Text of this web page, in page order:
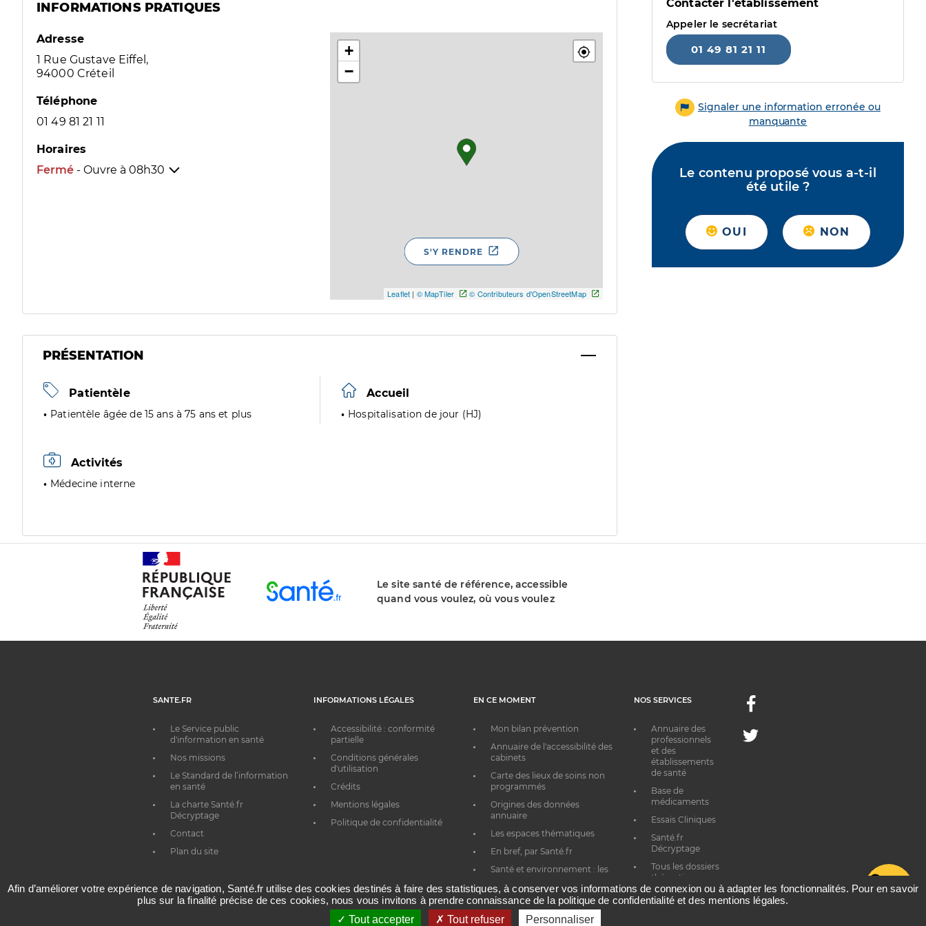
INFORMATIONS PRATIQUES
Adresse
1 Rue Gustave Eiffel,
94000 Créteil
Téléphone
01 49 81 21 11
Horaires
Fermé - Ouvre à 08h30
+
−
Leaflet | © MapTiler © Contributeurs d'OpenStreetMap
S'Y RENDRE
PRÉSENTATION
Patientèle
Patientèle âgée de 15 ans à 75 ans et plus
Accueil
Hospitalisation de jour (HJ)
Activités
Médecine interne
Contacter l'établissement
Appeler le secrétariat
01 49 81 21 11
Signaler une information erronée ou
manquante
Le contenu proposé vous a-t-il
été utile ?
OUI NON
Le site santé de référence, accessible
quand vous voulez, où vous voulez
SANTE.FR
Le Service public
d'information en santé
Nos missions
Le Standard de l’information
en santé
La charte Santé.fr
Décryptage
Contact
Plan du site
INFORMATIONS LÉGALES
Accessibilité : conformité
partielle
Conditions générales
d'utilisation
Crédits
Mentions légales
Politique de confidentialité
EN CE MOMENT
Mon bilan prévention
Annuaire de l'accessibilité des
cabinets
Carte des lieux de soins non
programmés
Origines des données
annuaire
Les espaces thématiques
En bref, par Santé.fr
Santé et environnement : les
NOS SERVICES
Annuaire des
professionnels
et des
établissements
de santé
Base de
médicaments
Essais Cliniques
Santé.fr
Décryptage
Tous les dossiers
thématiques
Facebook
Twitter
Afin d’améliorer votre expérience de navigation, Santé.fr utilise des cookies destinés à faire des statistiques, à conserver vos informations de connexion ou à adapter les fonctionnalités. Pour en savoir
plus sur la finalité précise de ces cookies, nous vous invitons à prendre connaissance de la politique de confidentialité et des mentions légales.
Tout accepter
Tout refuser Personnaliser